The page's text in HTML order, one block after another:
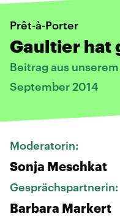
Prêt-à-Porter
Gaultier hat
Beitrag aus
September 2014
Moderatorin:
Sonja Meschkat
Gesprächspartnerin:
Barbara Markert